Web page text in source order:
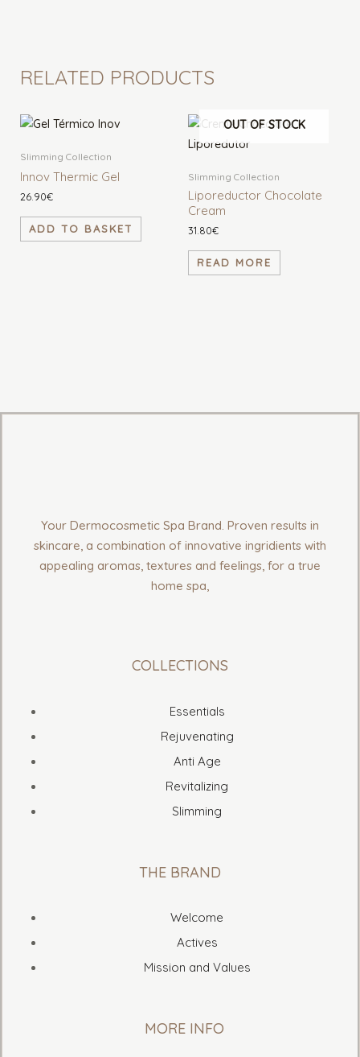
RELATED PRODUCTS
Slimming Collection
Innov Thermic Gel
26.90€
ADD TO BASKET
OUT OF STOCK
Slimming Collection
Liporeductor Chocolate
Cream
31.80€
READ MORE
Your Dermocosmetic Spa Brand. Proven results in
skincare, a combination of innovative ingridients with
appealing aromas, textures and feelings, for a true
home spa,
COLLECTIONS
Essentials
Rejuvenating
Anti Age
Revitalizing
Slimming
THE BRAND
Welcome
Actives
Mission and Values
MORE INFO